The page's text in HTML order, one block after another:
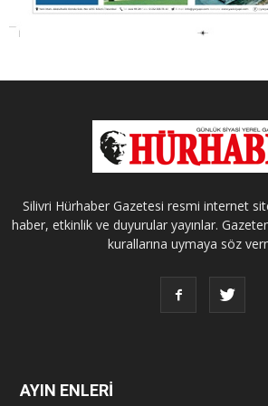
Silivri Hürhaber Gazetesi resmi internet
haber, etkinlik ve duyurular yayınlar.
kurallarına uymaya söz
AYIN ENLERİ